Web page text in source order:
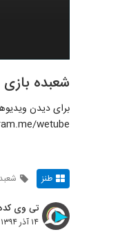
شعبده بازی
برای دیدن
wetube
طنز
تی وی
۱۴ آذر ۱۳۹۴